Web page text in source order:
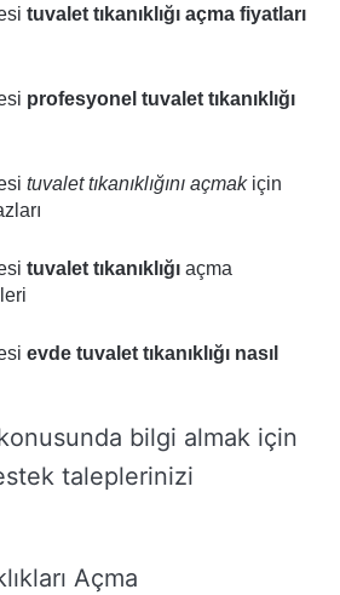
tuvalet tıkanıklığı açma fiyatları
profesyonel tuvalet tıkanıklığı
tuvalet tıkanıklığını açmakiçin
tuvalet tıkanıklığı açma
evde tuvalet tıkanıklığı nasıl
konusunda bilgi almak için
taleplerinizi
Açma